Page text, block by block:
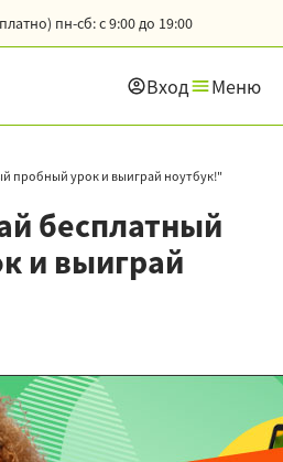
пн-сб: с 9:00 до 19:00
Вход Меню
пробный урок и выиграй ноутбук!"
бесплатный
и выиграй